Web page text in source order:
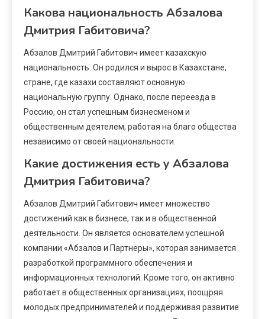
Какова национальность Абзалова
Дмитрия Габитовича?
Абзалов Дмитрий Габитович имеет казахскую
национальность. Он родился и вырос в Казахстане,
стране, где казахи составляют основную
национальную группу. Однако, после переезда в
Россию, он стал успешным бизнесменом и
общественным деятелем, работая на благо общества
независимо от своей национальности.
Какие достижения есть у Абзалова
Дмитрия Габитовича?
Абзалов Дмитрий Габитович имеет множество
достижений как в бизнесе, так и в общественной
деятельности. Он является основателем успешной
компании «Абзалов и Партнеры», которая занимается
разработкой программного обеспечения и
информационных технологий. Кроме того, он активно
работает в общественных организациях, поощряя
молодых предпринимателей и поддерживая развитие